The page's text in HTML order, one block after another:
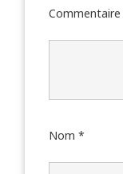
Commentaire
Nom *